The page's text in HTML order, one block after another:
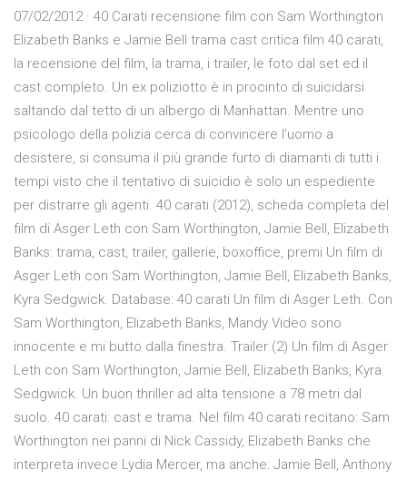
07/02/2012 · 40 Carati recensione film con Sam Worthington
Elizabeth Banks e Jamie Bell trama cast critica film 40 carati,
la recensione del film, la trama, i trailer, le foto dal set ed il
cast completo. Un ex poliziotto è in procinto di suicidarsi
saltando dal tetto di un albergo di Manhattan. Mentre uno
psicologo della polizia cerca di convincere l'uomo a
desistere, si consuma il più grande furto di diamanti di tutti i
tempi visto che il tentativo di suicidio è solo un espediente
per distrarre gli agenti. 40 carati (2012), scheda completa del
film di Asger Leth con Sam Worthington, Jamie Bell, Elizabeth
Banks: trama, cast, trailer, gallerie, boxoffice, premi Un film di
Asger Leth con Sam Worthington, Jamie Bell, Elizabeth Banks,
Kyra Sedgwick. Database: 40 carati Un film di Asger Leth. Con
Sam Worthington, Elizabeth Banks, Mandy Video sono
innocente e mi butto dalla finestra. Trailer (2) Un film di Asger
Leth con Sam Worthington, Jamie Bell, Elizabeth Banks, Kyra
Sedgwick. Un buon thriller ad alta tensione a 78 metri dal
suolo. 40 carati: cast e trama. Nel film 40 carati recitano: Sam
Worthington nei panni di Nick Cassidy, Elizabeth Banks che
interpreta invece Lydia Mercer, ma anche: Jamie Bell, Anthony